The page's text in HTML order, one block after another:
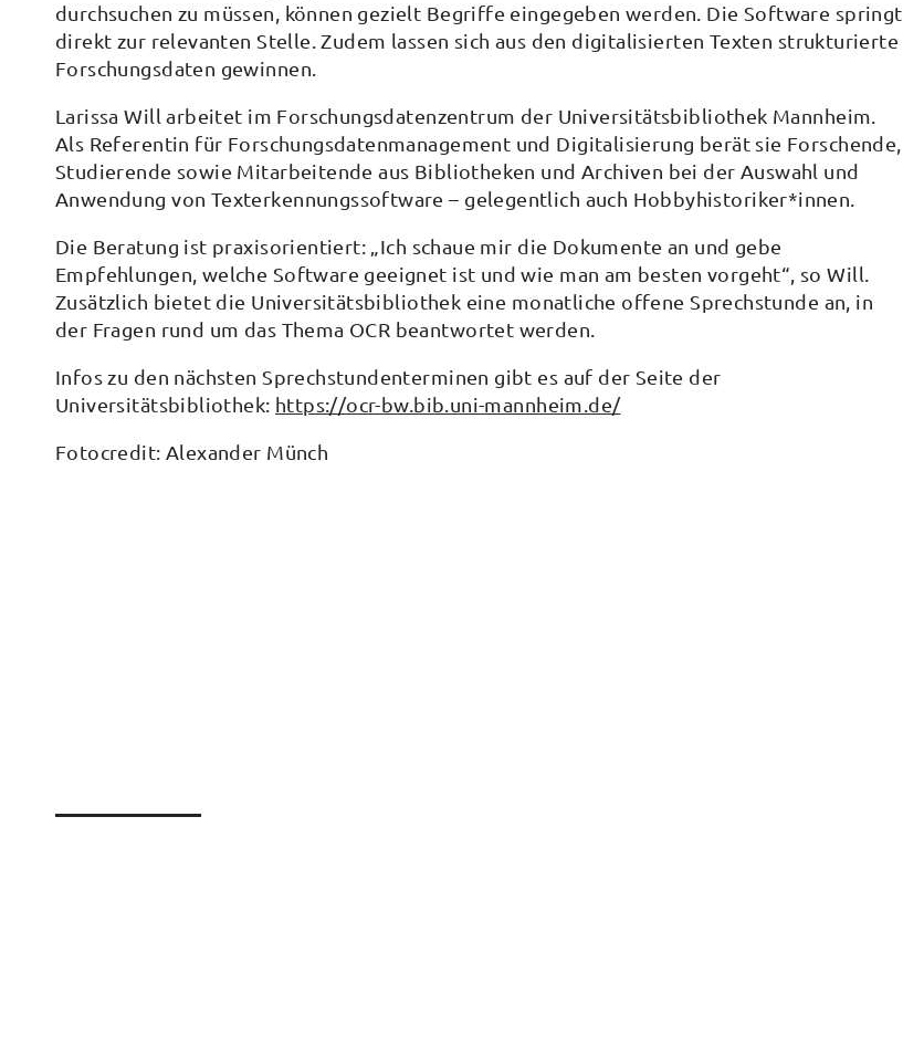
durchsuchen zu müssen, können gezielt Begriffe eingegeben werden. Die Software springt
direkt zur relevanten Stelle. Zudem lassen sich aus den digitalisierten Texten strukturierte
Forschungsdaten gewinnen.
Larissa Will arbeitet im Forschungsdatenzentrum der Universitätsbibliothek Mannheim.
Als Referentin für Forschungsdatenmanagement und Digitalisierung berät sie Forschende,
Studierende sowie Mitarbeitende aus Bibliotheken und Archiven bei der Auswahl und
Anwendung von Texterkennungssoftware – gelegentlich auch Hobbyhistoriker*innen.
Die Beratung ist praxisorientiert: „Ich schaue mir die Dokumente an und gebe
Empfehlungen, welche Software geeignet ist und wie man am besten vorgeht“, so Will.
Zusätzlich bietet die Universitätsbibliothek eine monatliche offene Sprechstunde an, in
der Fragen rund um das Thema OCR beantwortet werden.
Infos zu den nächsten Sprechstundenterminen gibt es auf der Seite der
Universitätsbibliothek: https://ocr-bw.bib.uni-mannheim.de/
Fotocredit: Alexander Münch